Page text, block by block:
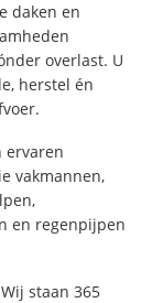
daken en
overlast. U
herstel én
ervaren
vakmannen,
en regenpijpen
staan 365